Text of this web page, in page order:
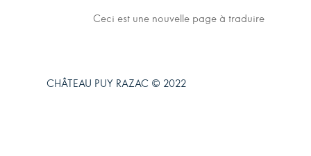
Ceci est une nouvelle page à traduire
CHÂTEAU PUY RAZAC © 2022